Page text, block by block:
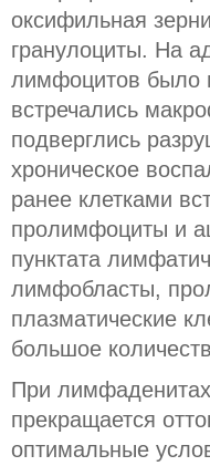
оксифильная
гранулоциты. На
лимфоцитов было
встречались
подверглись
хроническое
ранее клетками
пролимфоциты и
пунктата
лимфобласты,
плазматические
большое
При
прекращается
оптимальные